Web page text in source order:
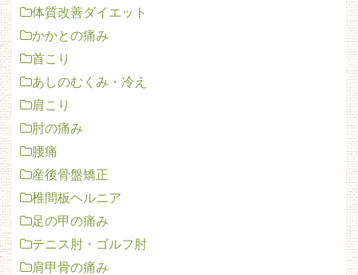
体質改善ダイエット
かかとの痛み
首こり
あしのむくみ・冷え
肩こり
肘の痛み
腰痛
産後骨盤矯正
椎間板ヘルニア
足の甲の痛み
テニス肘・ゴルフ肘
肩甲骨の痛み